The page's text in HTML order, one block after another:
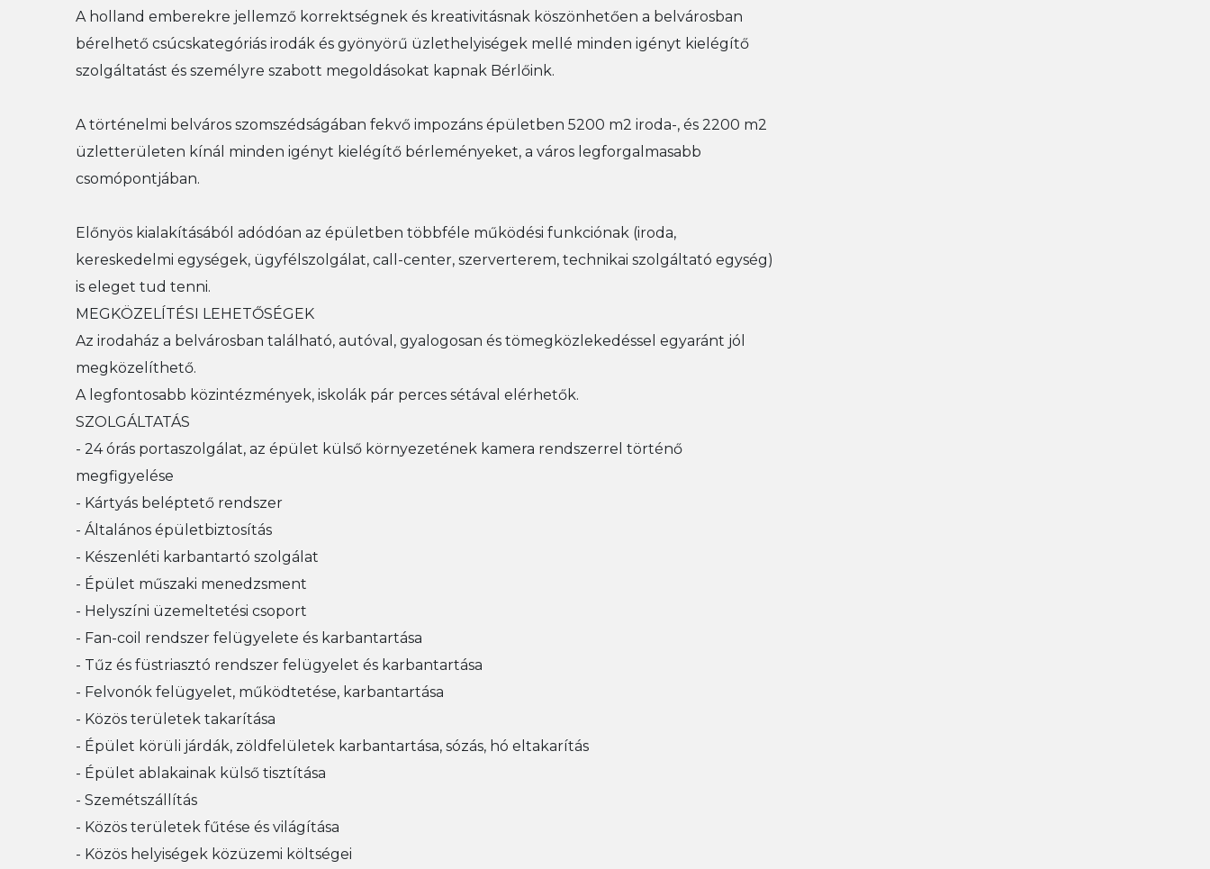
A holland emberekre jellemző korrektségnek és kreativitásnak köszönhetően a belvárosban
bérelhető csúcskategóriás irodák és gyönyörű üzlethelyiségek mellé minden igényt kielégítő
szolgáltatást és személyre szabott megoldásokat kapnak Bérlőink.
A történelmi belváros szomszédságában fekvő impozáns épületben 5200 m2 iroda-, és 2200 m2
üzletterületen kínál minden igényt kielégítő bérleményeket, a város legforgalmasabb
csomópontjában.
Előnyös kialakításából adódóan az épületben többféle működési funkciónak (iroda,
kereskedelmi egységek, ügyfélszolgálat, call-center, szerverterem, technikai szolgáltató egység)
is eleget tud tenni.
MEGKÖZELÍTÉSI LEHETŐSÉGEK
Az irodaház a belvárosban található, autóval, gyalogosan és tömegközlekedéssel egyaránt jól
megközelíthető.
A legfontosabb közintézmények, iskolák pár perces sétával elérhetők.
SZOLGÁLTATÁS
- 24 órás portaszolgálat, az épület külső környezetének kamera rendszerrel történő
megfigyelése
- Kártyás beléptető rendszer
- Általános épületbiztosítás
- Készenléti karbantartó szolgálat
- Épület műszaki menedzsment
- Helyszíni üzemeltetési csoport
- Fan-coil rendszer felügyelete és karbantartása
- Tűz és füstriasztó rendszer felügyelet és karbantartása
- Felvonók felügyelet, működtetése, karbantartása
- Közös területek takarítása
- Épület körüli járdák, zöldfelületek karbantartása, sózás, hó eltakarítás
- Épület ablakainak külső tisztítása
- Szemétszállítás
- Közös területek fűtése és világítása
- Közös helyiségek közüzemi költségei